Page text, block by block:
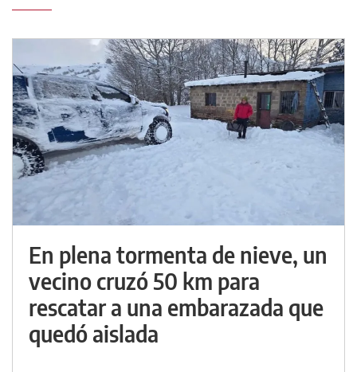
En plena tormenta de nieve, un
vecino cruzó 50 km para
rescatar a una embarazada que
quedó aislada